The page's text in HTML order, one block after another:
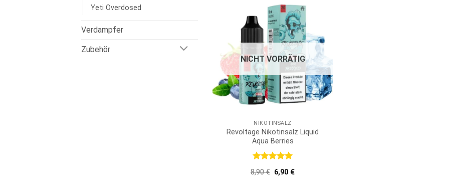
Yeti Overdosed
Verdampfer
Zubehör
NICHT VORRÄTIG
NIKOTINSALZ
Revoltage Nikotinsalz Liquid
Aqua Berries
Bewertet
mit5 von
8,90€ Ursprünglicher
Preis
6,90 €Aktueller